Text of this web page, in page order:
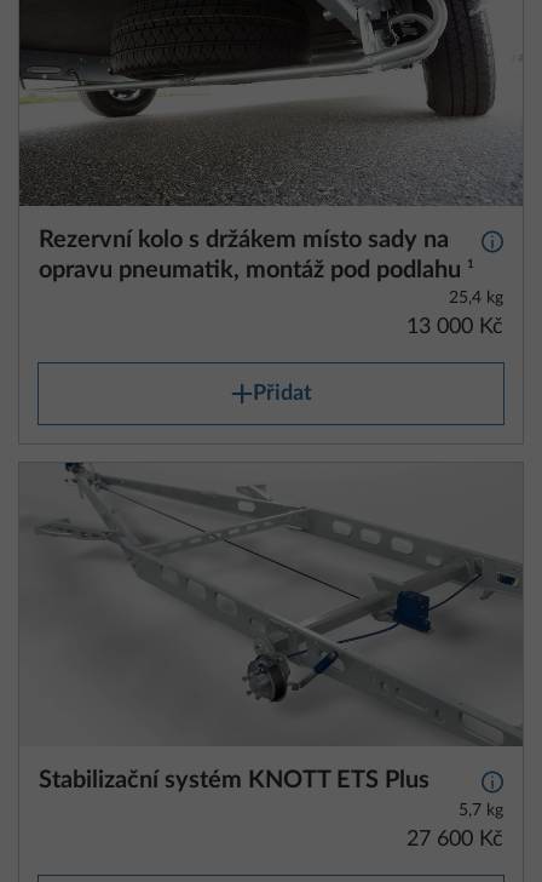
Rezervní kolo s držákem místo sady na
opravu pneumatik, montáž pod podlahu
1
Další
25,4 kg
13 000 Kč
Přidat
Stabilizační systém KNOTT ETS Plus Další
5,7 kg
27 600 Kč